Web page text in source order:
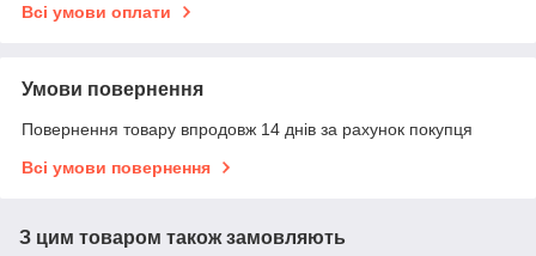
Всі умови оплати
Умови повернення
Повернення товару впродовж 14 днів за рахунок покупця
Всі умови повернення
З цим товаром також замовляють